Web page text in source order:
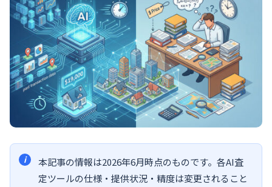
本記事の情報は2026年6月時点のものです。各AI査
定ツールの仕様・提供状況・精度は変更されること